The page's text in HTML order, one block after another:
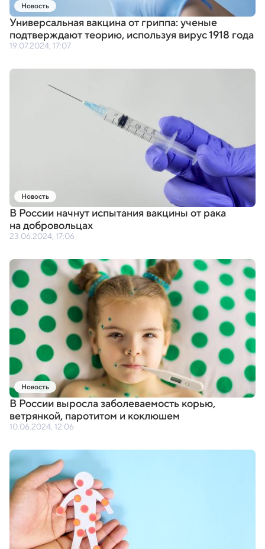
Новость
Универсальная вакцина от гриппа: ученые
подтверждают теорию,используя вирус 1918 года
19.07.2024, 17:07
Новость
В России начнут испытания вакцины от рака
на добровольцах
23.06.2024, 17:06
Новость
В России выросла заболеваемость корью,
ветрянкой,паротитом и коклюшем
10.06.2024, 12:06